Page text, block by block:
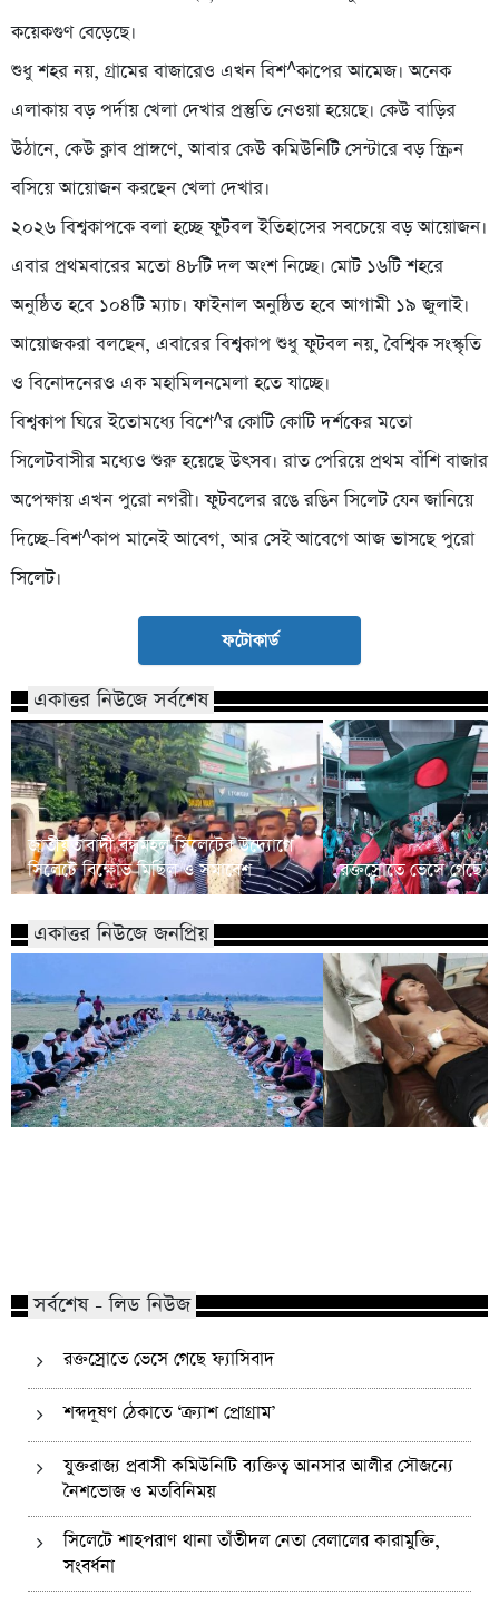
কয়েকগুণ বেড়েছে।
শুধু শহর নয়, গ্রামের বাজারেও এখন বিশ^কাপের আমেজ। অনেক
এলাকায় বড় পর্দায় খেলা দেখার প্রস্তুতি নেওয়া হয়েছে। কেউ বাড়ির
উঠানে, কেউ ক্লাব প্রাঙ্গণে, আবার কেউ কমিউনিটি সেন্টারে বড় স্ক্রিন
বসিয়ে আয়োজন করছেন খেলা দেখার।
২০২৬ বিশ্বকাপকে বলা হচ্ছে ফুটবল ইতিহাসের সবচেয়ে বড় আয়োজন।
এবার প্রথমবারের মতো ৪৮টি দল অংশ নিচ্ছে। মোট ১৬টি শহরে
অনুষ্ঠিত হবে ১০৪টি ম্যাচ। ফাইনাল অনুষ্ঠিত হবে আগামী ১৯ জুলাই।
আয়োজকরা বলছেন, এবারের বিশ্বকাপ শুধু ফুটবল নয়, বৈশ্বিক সংস্কৃতি
ও বিনোদনেরও এক মহামিলনমেলা হতে যাচ্ছে।
বিশ্বকাপ ঘিরে ইতোমধ্যে বিশে^র কোটি কোটি দর্শকের মতো
সিলেটবাসীর মধ্যেও শুরু হয়েছে উৎসব। রাত পেরিয়ে প্রথম বাঁশি বাজার
অপেক্ষায় এখন পুরো নগরী। ফুটবলের রঙে রঙিন সিলেট যেন জানিয়ে
দিচ্ছে-বিশ^কাপ মানেই আবেগ, আর সেই আবেগে আজ ভাসছে পুরো
সিলেট।
ফটোকার্ড
একাত্তর নিউজে সর্বশেষ
জাতীয়তাবাদী বন্ধুমহল সিলেটের উদ্যোগে
সিলেটে বিক্ষোভ মিছিল ও সমাবেশ
রক্তস্রোতে ভেসে গেছে
একাত্তর নিউজে জনপ্রিয়
সর্বশেষ - লিড নিউজ
রক্তস্রোতে ভেসে গেছে ফ্যাসিবাদ
শব্দদূষণ ঠেকাতে ‘ক্র্যাশ প্রোগ্রাম’
যুক্তরাজ্য প্রবাসী কমিউনিটি ব্যক্তিত্ব আনসার আলীর সৌজন্যে
নৈশভোজ ও মতবিনিময়
সিলেটে শাহপরাণ থানা তাঁতীদল নেতা বেলালের কারামুক্তি,
সংবর্ধনা